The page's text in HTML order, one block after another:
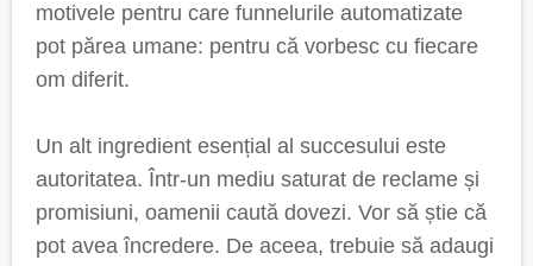
motivele pentru care funnelurile automatizate
pot părea umane: pentru că vorbesc cu fiecare
om diferit.
Un alt ingredient esențial al succesului este
autoritatea. Într-un mediu saturat de reclame și
promisiuni, oamenii caută dovezi. Vor să știe că
pot avea încredere. De aceea, trebuie să adaugi